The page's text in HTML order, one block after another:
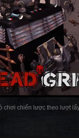
chơi chiến lược theo lượt